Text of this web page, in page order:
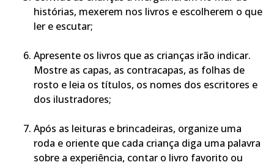
histórias, mexerem nos livros e escolherem o que
ler e escutar;
Apresente os livros que as crianças irão indicar.
Mostre as capas, as contracapas, as folhas de
rosto e leia os títulos, os nomes dos escritores e
dos ilustradores;
Após as leituras e brincadeiras, organize uma
roda e oriente que cada criança diga uma palavra
sobre a experiência, contar o livro favorito ou